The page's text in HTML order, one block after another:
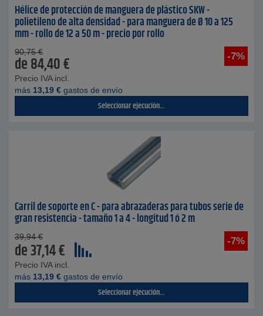
Hélice de protección de manguera de plástico SKW -
polietileno de alta densidad - para manguera de Ø 10 a 125
mm - rollo de 12 a 50 m - precio por rollo
-7%
90,75 €
de84,40€
Precio IVA incl.
más 13,19 € gastos de envío
Seleccionar ejecución...
Carril de soporte en C - para abrazaderas para tubos serie de
gran resistencia - tamaño 1 a 4 - longitud 1 ó 2 m
-7%
39,94 €
de37,14€
Precio IVA incl.
más 13,19 € gastos de envío
Seleccionar ejecución...